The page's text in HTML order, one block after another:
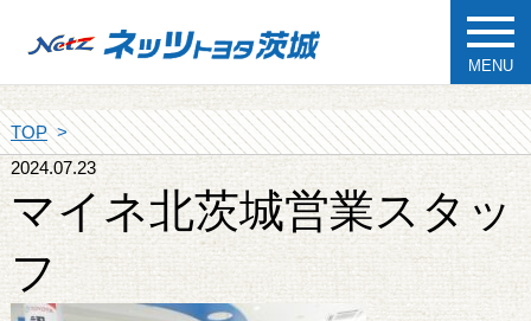
MENU
TOP
2024.07.23
マイネ北茨城営業スタッ
フ